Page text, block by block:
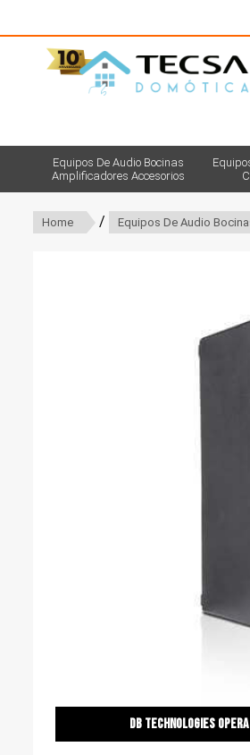
Equipos De Audio Bocinas
Amplificadores Accesorios
Home / Equipos De Audio
Db technologies opera